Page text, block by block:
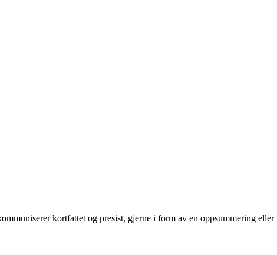
kortfattet og presist, gjerne i form av en oppsummering eller